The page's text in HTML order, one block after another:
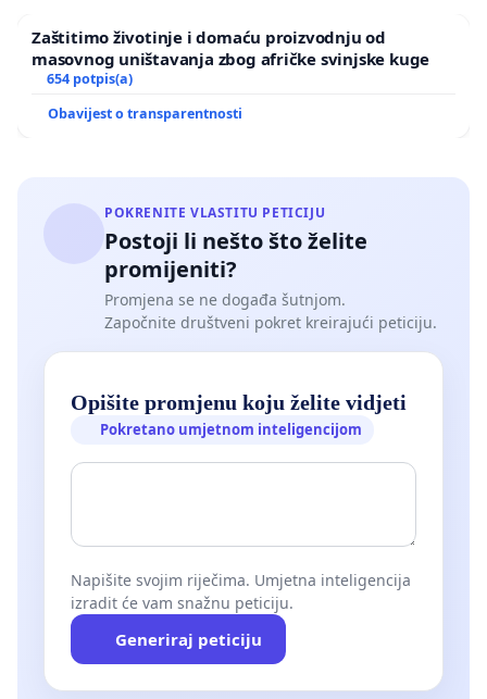
Zaštitimo životinje i domaću proizvodnju od
masovnog uništavanja zbog afričke svinjske kuge
654 potpis(a)
Obavijest o transparentnosti
POKRENITE VLASTITU PETICIJU
Postoji li nešto što želite
promijeniti?
Promjena se ne događa šutnjom.
Započnite društveni pokret kreirajući peticiju.
Opišite promjenu koju želite vidjeti
Pokretano umjetnom inteligencijom
Napišite svojim riječima. Umjetna inteligencija
izradit će vam snažnu peticiju.
Generiraj peticiju